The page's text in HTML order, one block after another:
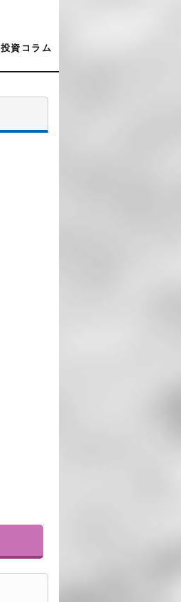
投資コラム